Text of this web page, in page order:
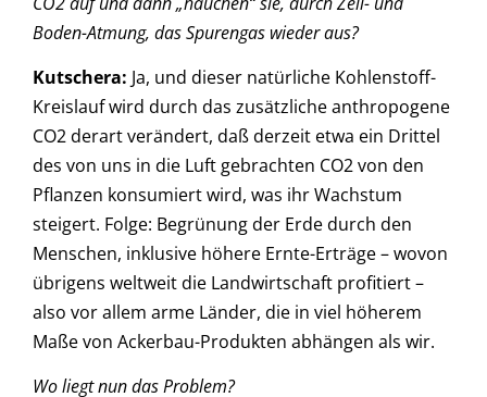
Boden-Atmung, das Spurengas wieder aus?
Kutschera: Ja, und dieser natürliche Kohlenstoff-
Kreislauf wird durch das zusätzliche anthropogene
CO2 derart verändert, daß derzeit etwa ein Drittel
des von uns in die Luft gebrachten CO2 von den
Pflanzen konsumiert wird, was ihr Wachstum
steigert. Folge: Begrünung der Erde durch den
Menschen, inklusive höhere Ernte-Erträge – wovon
übrigens weltweit die Landwirtschaft profitiert –
also vor allem arme Länder, die in viel höherem
Maße von Ackerbau-Produkten abhängen als wir.
Wo liegt nun das Problem?